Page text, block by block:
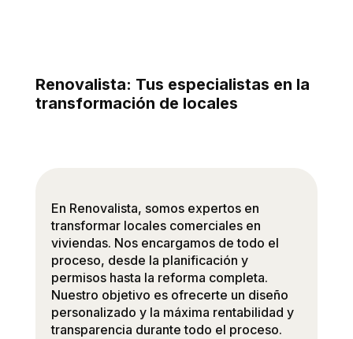
Renovalista: Tus especialistas en la
transformación de locales
En Renovalista, somos expertos en
transformar locales comerciales en
viviendas. Nos encargamos de todo el
proceso, desde la planificación y
permisos hasta la reforma completa.
Nuestro objetivo es ofrecerte un diseño
personalizado y la máxima rentabilidad y
transparencia durante todo el proceso.